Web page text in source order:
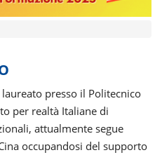
presso il Politecnico
per realtà Italiane di
attualmente segue
occupandosi del supporto